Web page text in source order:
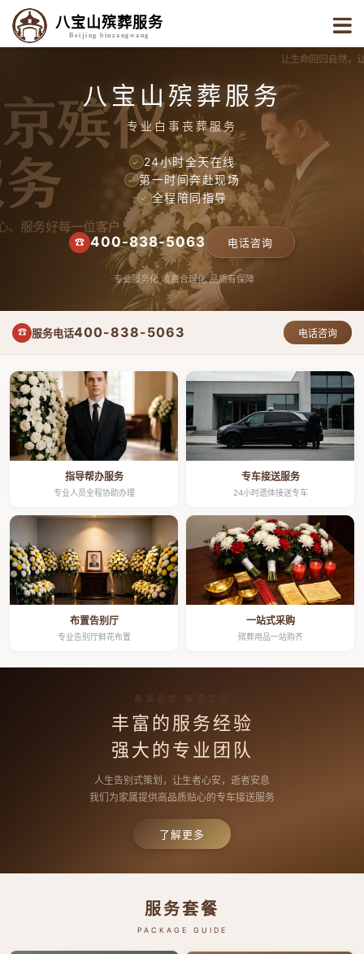
八宝山殡葬服务
Beijing binzangwang
八宝山殡葬服务
专业白事丧葬服务
✓ 24小时全天在线
✓ 第一时间奔赴现场
✓ 全程陪同指导
☎ 400-838-5063 电话咨询
专业服务化 收费合理化 品质有保障
☎ 服务电话400-838-5063 电话咨询
指导帮办服务
专业人员全程协助办理
专车接送服务
24小时遗体接送专车
布置告别厅
专业告别厅鲜花布置
一站式采购
殡葬用品一站购齐
高端品质 按需定制
丰富的服务经验
强大的专业团队
人生告别式策划，让生者心安，逝者安息
我们为家属提供高品质贴心的专车接送服务
了解更多
服务套餐
PACKAGE GUIDE